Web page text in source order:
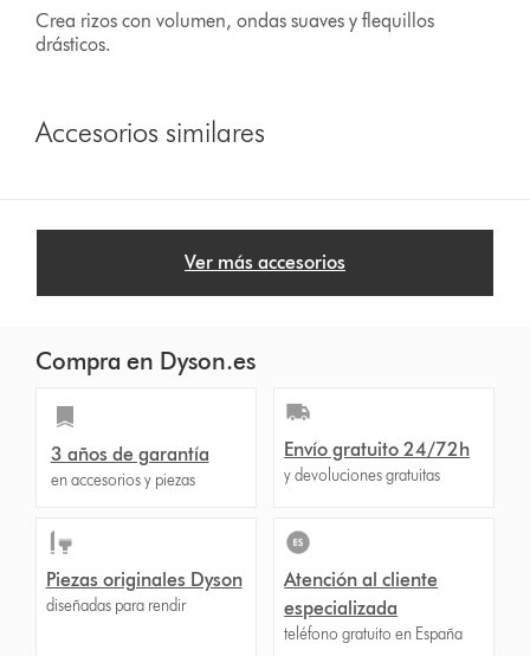
Crea rizos con volumen, ondas suaves y flequillos
drásticos.
Accesorios similares
Ver más accesorios
Compra en Dyson.es
3 años de garantía
en accesorios y piezas
Envío gratuito 24/72h
y devoluciones gratuitas
Piezas originales Dyson
diseñadas para rendir
Atención al cliente
especializada
teléfono gratuito en España